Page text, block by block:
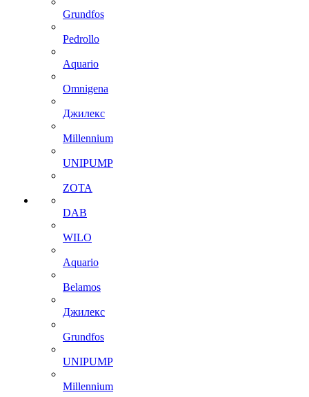
Grundfos
Pedrollo
Aquario
Omnigena
Джилекс
Millennium
UNIPUMP
ZOTA
DAB
WILO
Aquario
Belamos
Джилекс
Grundfos
UNIPUMP
Millennium